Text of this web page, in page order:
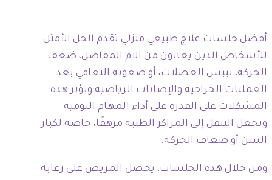
أفضل جلسات علاج طبيعي منزلي تقدم الحل الأمثل
للأشخاص الذين يعانون من آلام المفاصل، ضعف
الحركة، تيبس العضلات، أو صعوبة التعافي بعد
العمليات الجراحية والإصابات الرياضية وتؤثر هذه
المشكلات على القدرة على أداء المهام اليومية
وتجعل التنقل إلى المراكز الطبية مرهقًا، خاصة لكبار
السن أو ضعاف الحركة.
ومن خلال هذه الجلسات، يحصل المريض على رعاية